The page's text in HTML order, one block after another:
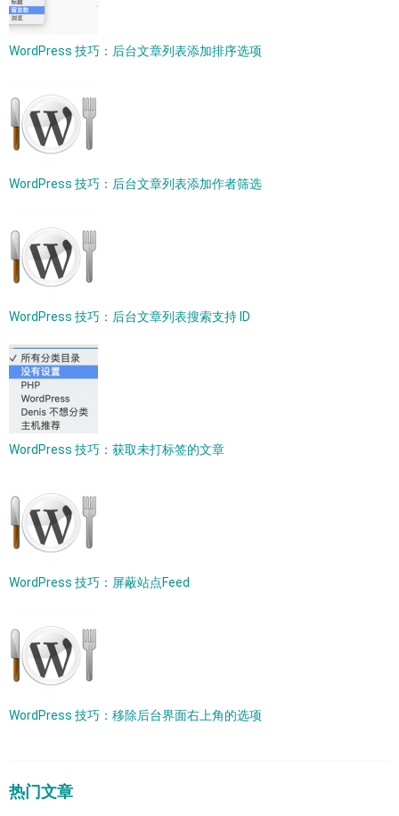
WordPress 技巧：后台文章列表添加排序选项
WordPress 技巧：后台文章列表添加作者筛选
WordPress 技巧：后台文章列表搜索支持 ID
WordPress 技巧：获取未打标签的文章
WordPress 技巧：屏蔽站点Feed
WordPress 技巧：移除后台界面右上角的选项
热门文章